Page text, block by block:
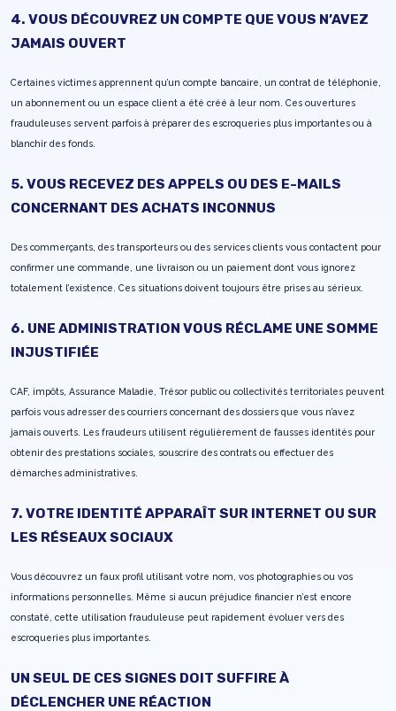
4. VOUS DÉCOUVREZ UN COMPTE QUE VOUS N’AVEZ
JAMAIS OUVERT
Certaines victimes apprennent qu’un compte bancaire, un contrat de téléphonie,
un abonnement ou un espace client a été créé à leur nom. Ces ouvertures
frauduleuses servent parfois à préparer des escroqueries plus importantes ou à
blanchir des fonds.
5. VOUS RECEVEZ DES APPELS OU DES E-MAILS
CONCERNANT DES ACHATS INCONNUS
Des commerçants, des transporteurs ou des services clients vous contactent pour
confirmer une commande, une livraison ou un paiement dont vous ignorez
totalement l’existence. Ces situations doivent toujours être prises au sérieux.
6. UNE ADMINISTRATION VOUS RÉCLAME UNE SOMME
INJUSTIFIÉE
CAF, impôts, Assurance Maladie, Trésor public ou collectivités territoriales peuvent
parfois vous adresser des courriers concernant des dossiers que vous n’avez
jamais ouverts. Les fraudeurs utilisent régulièrement de fausses identités pour
obtenir des prestations sociales, souscrire des contrats ou effectuer des
démarches administratives.
7. VOTRE IDENTITÉ APPARAÎT SUR INTERNET OU SUR
LES RÉSEAUX SOCIAUX
Vous découvrez un faux profil utilisant votre nom, vos photographies ou vos
informations personnelles. Même si aucun préjudice financier n’est encore
constaté, cette utilisation frauduleuse peut rapidement évoluer vers des
escroqueries plus importantes.
UN SEUL DE CES SIGNES DOIT SUFFIRE À
DÉCLENCHER UNE RÉACTION